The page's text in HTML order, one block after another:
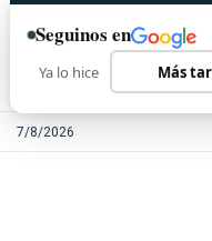
7/8/2026
Seguinos en
Ya lo hice Más